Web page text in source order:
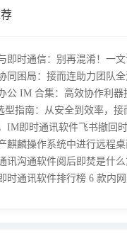
麒麟操作系统中进行远程桌